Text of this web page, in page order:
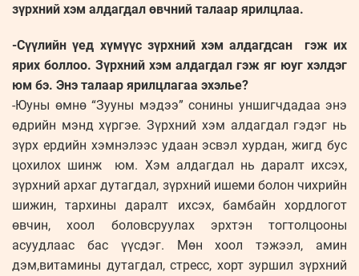
зүрхний хэм алдагдал өвчний талаар ярилцлаа.
-Сүүлийн үед хүмүүс зүрхний хэм алдагдсан гэж их
ярих боллоо. Зүрхний хэм алдагдал гэж яг юуг хэлдэг
юм бэ. Энэ талаар ярилцлагаа эхэлье?
-Юуны өмнө “Зууны мэдээ” сонины уншигчдадаа энэ
өдрийн мэнд хүргэе. Зүрхний хэм алдагдал гэдэг нь
зүрх ердийн хэмнэлээс удаан эсвэл хурдан, жигд бус
цохилох шинж юм. Хэм алдагдал нь даралт ихсэх,
зүрхний архаг дутагдал, зүрхний ишеми болон чихрийн
шижин, тархины даралт ихсэх, бамбайн хордлогот
өвчин, хоол боловсруулах эрхтэн тогтолцооны
асуудлаас бас үүсдэг. Мөн хоол тэжээл, амин
дэм,витамины дутагдал, стресс, хорт зуршил зүрхний